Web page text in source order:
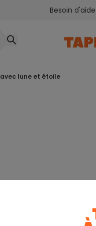
Besoin
lune et étoile